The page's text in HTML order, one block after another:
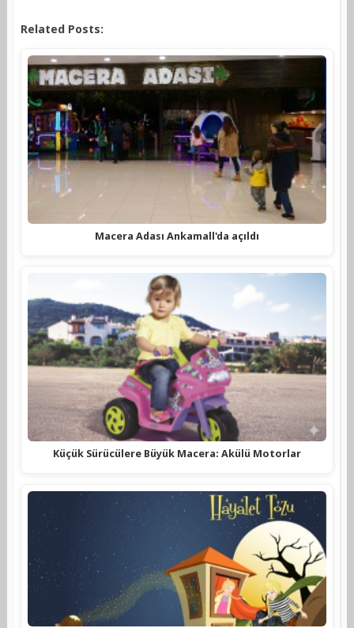
Related Posts:
Macera Adası Ankamall'da açıldı
Küçük Sürücülere Büyük Macera: Akülü Motorlar